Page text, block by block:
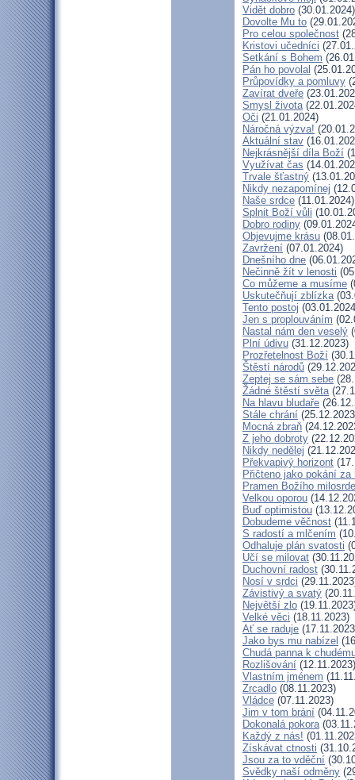
Vidět dobro (30.01.2024)
Dovolte Mu to
Pro celou společnost
Kristovi učedníci
Setkání s Bohem
Pán ho povolal
Průpovídky a pomluvy
Zavírat dveře
Smysl života
Oči (21.01.2024)
Náročná výzva!
Aktuální stav
Nejkrásnější díla Boží
Využívat čas
Trvale šťastný
Nikdy nezapomínej
Naše srdce (11.01.2024)
Splnit Boží vůli
Dobro rodiny
Objevujme krásu
Zavržení (07.01.2024)
Dnešního dne
Nečinně žít v lenosti
Co můžeme a musíme
Uskutečňují zblízka
Tento postoj
Jen s proplouváním
Nastal nám den veselý
Plní údivu (31.12.2023)
Prozřetelnost Boží
Štěstí národů
Zeptej se sám sebe
Žádné štěstí světa
Na hlavu bludaře
Stále chrání
Mocná zbraň
Z jeho dobroty
Nikdy nedělej
Překvapivý horizont
Přičteno jako pokání za
Pramen Božího
Velkou oporou
Buď optimistou
Dobudeme věčnost
S radostí a mlčením
Odhaluje plán svatosti
Učí se milovat
Duchovní radost
Nosí v srdci
Závistivý a svatý
Největší zlo
Velké věci (18.11.2023)
Ať se raduje
Jako bys mu nabízel
Chudá panna k
Rozlišování (12.11.2023)
Vlastním jménem
Zrcadlo (08.11.2023)
Vládce (07.11.2023)
Jim v tom brání
Dokonalá pokora
Každý z nás!
Získávat ctnosti
Jsou za to vděční
Svědky naší odměny